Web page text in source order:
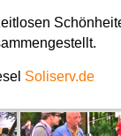
Soliserv.de